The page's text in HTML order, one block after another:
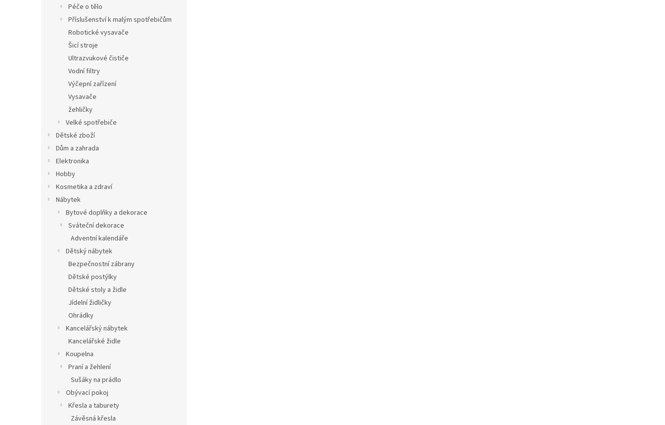
Péče o tělo
Příslušenství k malým spotřebičům
Robotické vysavače
Šicí stroje
Ultrazvukové čističe
Vodní filtry
Výčepní zařízení
Vysavače
žehličky
Velké spotřebiče
Dětské zboží
Dům a zahrada
Elektronika
Hobby
Kosmetika a zdraví
Nábytek
Bytové doplňky a dekorace
Sváteční dekorace
Adventní kalendáře
Dětský nábytek
Bezpečnostní zábrany
Dětské postýlky
Dětské stoly a židle
Jídelní židličky
Ohrádky
Kancelářský nábytek
Kancelářské židle
Koupelna
Praní a žehlení
Sušáky na prádlo
Obývací pokoj
Křesla a taburety
Závěsná křesla